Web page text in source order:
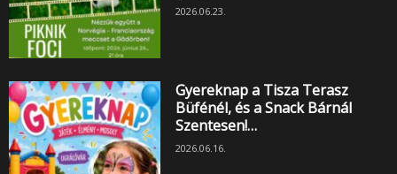
2026.06.23.
Gyereknap a Tisza Terasz
Büfénél, és a Snack Bárnál
Szentesen!…
2026.06.16.